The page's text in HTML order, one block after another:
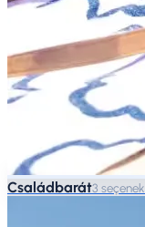
Családbarát3 seçenek